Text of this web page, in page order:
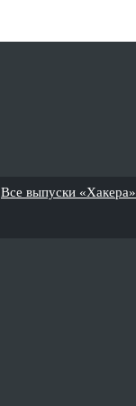
Все выпуски «Хакера»